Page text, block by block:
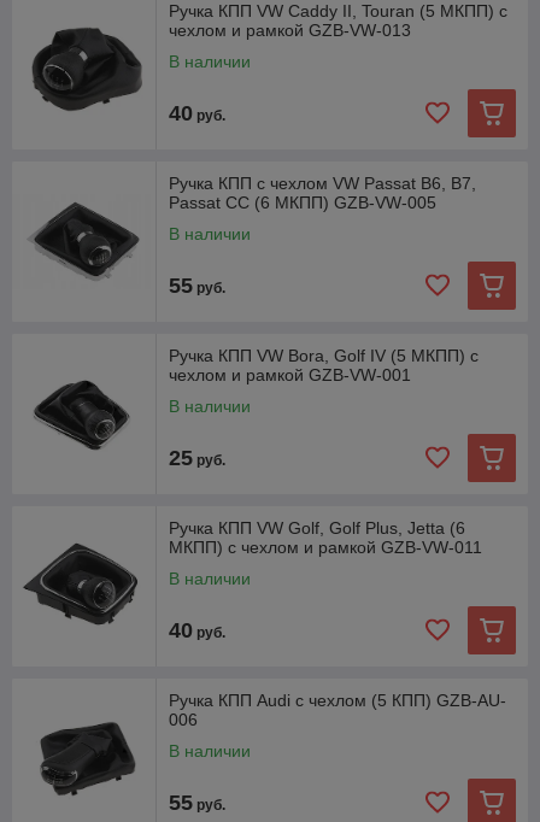
Ручка КПП VW Caddy II, Touran (5 МКПП) с
чехлом и рамкой GZB-VW-013
В наличии
40 руб.
Ручка КПП с чехлом VW Passat B6, B7,
Passat CC (6 МКПП) GZB-VW-005
В наличии
55 руб.
Ручка КПП VW Bora, Golf IV (5 МКПП) с
чехлом и рамкой GZB-VW-001
В наличии
25 руб.
Ручка КПП VW Golf, Golf Plus, Jetta (6
МКПП) с чехлом и рамкой GZB-VW-011
В наличии
40 руб.
Ручка КПП Audi с чехлом (5 КПП) GZB-AU-
006
В наличии
55 руб.